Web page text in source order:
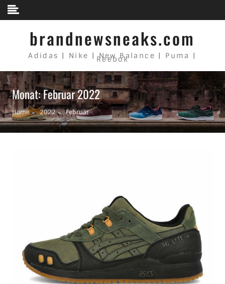
Skip to content
brandnewsneaks.com
Adidas | Nike | New Balance | Puma |
Reebok
Monat: Februar 2022
Home 2022 Februar